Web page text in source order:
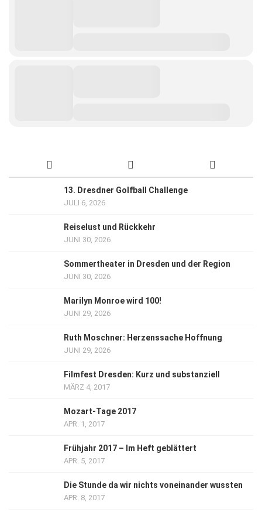
13. Dresdner Golfball Challenge
JULI 6, 2026
Reiselust und Rückkehr
JUNI 30, 2026
Sommertheater in Dresden und der Region
JUNI 30, 2026
Marilyn Monroe wird 100!
JUNI 29, 2026
Ruth Moschner: Herzenssache Hoffnung
JUNI 29, 2026
Filmfest Dresden: Kurz und substanziell
MÄRZ 4, 2017
Mozart-Tage 2017
APR. 1, 2017
Frühjahr 2017 – Im Heft geblättert
APR. 5, 2017
Die Stunde da wir nichts voneinander wussten
APR. 8, 2017